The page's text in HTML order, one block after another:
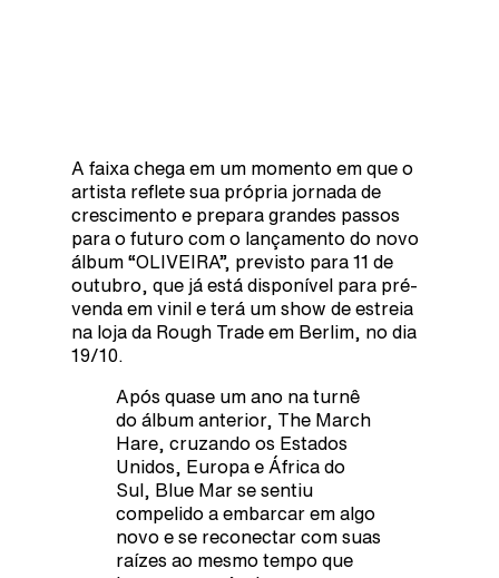
A faixa chega em um momento em que o
artista reflete sua própria jornada de
crescimento e prepara grandes passos
para o futuro com o lançamento do novo
álbum “OLIVEIRA”, previsto para 11 de
outubro, que já está disponível para pré-
venda em vinil e terá um show de estreia
na loja da Rough Trade em Berlim, no dia
19/10.
Após quase um ano na turnê
do álbum anterior, The March
Hare, cruzando os Estados
Unidos, Europa e África do
Sul, Blue Mar se sentiu
compelido a embarcar em algo
novo e se reconectar com suas
raízes ao mesmo tempo que